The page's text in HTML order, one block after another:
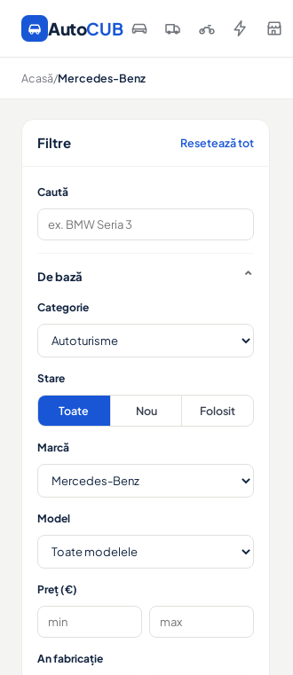
AutoCUB
Acasă/Mercedes-Benz
Filtre Resetează tot
Caută
De bază
Categorie
Stare
Toate Nou Folosit
Marcă
Model
Preț (€)
An fabricație